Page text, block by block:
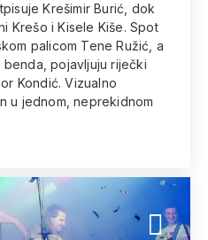
Krešimir Burić, dok
Krešo i Kisele Kiše. Spot
palicom Tene Ružić, a
pojavljuju riječki
Kondić. Vizualno
u jednom, neprekidnom